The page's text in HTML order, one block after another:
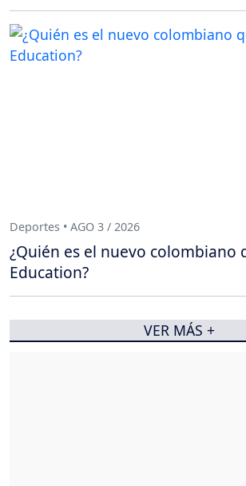
Deportes • AGO 3 / 2026
¿Quién es el nuevo colombiano
Education?
VER MÁS +